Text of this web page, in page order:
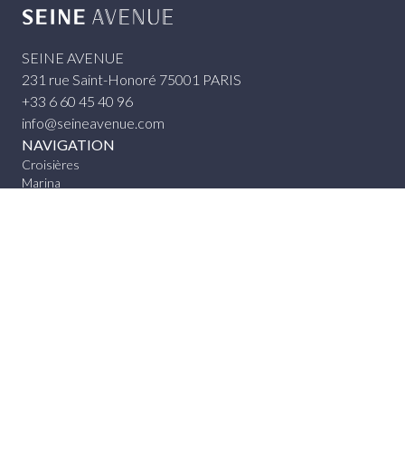
SEINE AVENUE
231 rue Saint-Honoré 75001 PARIS
+33 6 60 45 40 96
info@seineavenue.com
NAVIGATION
Croisières
Marina